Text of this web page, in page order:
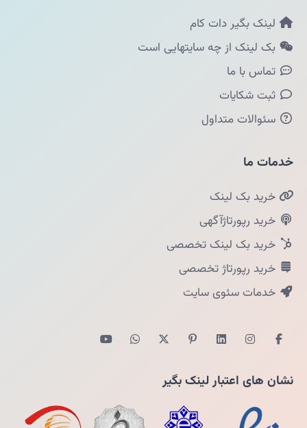
لینک بگیر دات کام
بک لینک از چه سایتهایی است
تماس با ما
ثبت شکایات
سئوالات متداول
خدمات ما
خرید بک لینک
خرید رپورتاژآگهی
خرید بک لینک تخصصی
خرید رپورتاژ تخصصی
خدمات سئوی سایت
نشان های اعتبار لینک بگیر